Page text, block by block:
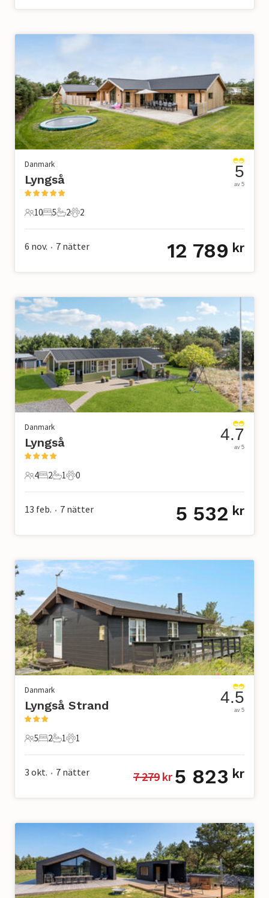
Danmark
Lyngså
10 Gäster
10
5 Sovrum
5
2 Badrum
2
2 Husdjur
2
5
av 5
6 nov. • 7 nätter 12 789 kr
Danmark
Lyngså
4 Gäster
4
2 Sovrum
2
1 Badrum
1
0 Husdjur
0
4.7
av 5
13 feb. • 7 nätter 5 532 kr
Danmark
Lyngså Strand
5 Gäster
5
2 Sovrum
2
1 Badrum
1
1 Husdjur
1
4.5
av 5
3 okt. • 7 nätter 7 279 kr 5 823 kr